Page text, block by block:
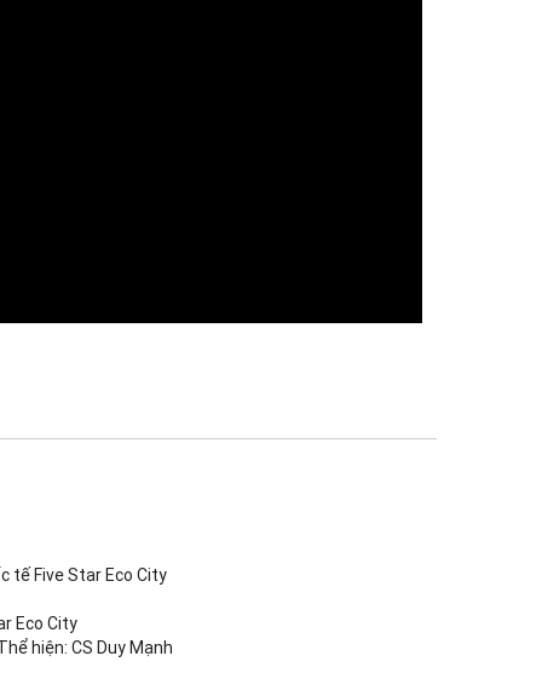
tế Five Star Eco City
Eco City
hiện: CS Duy Mạnh